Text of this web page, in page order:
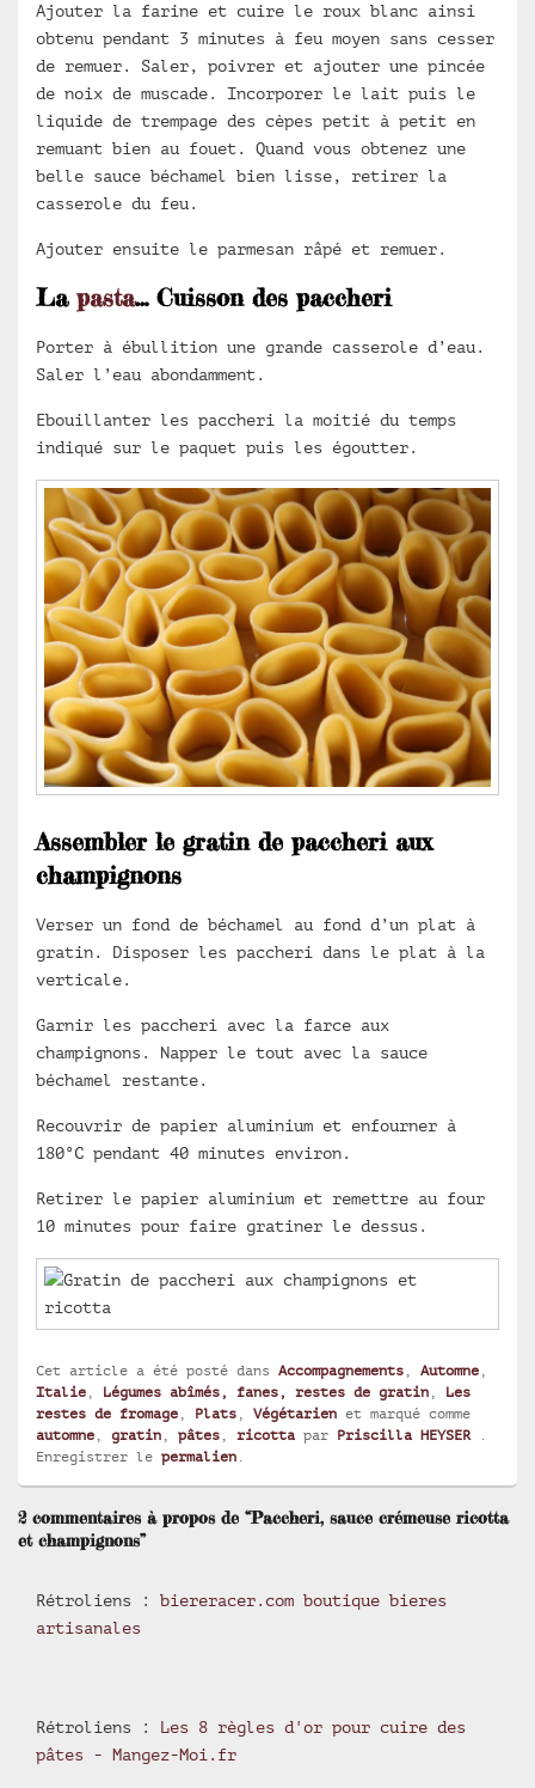
Ajouter la farine et cuire le roux blanc ainsi
obtenu pendant 3 minutes à feu moyen sans cesser
de remuer. Saler, poivrer et ajouter une pincée
de noix de muscade. Incorporer le lait puis le
liquide de trempage des cèpes petit à petit en
remuant bien au fouet. Quand vous obtenez une
belle sauce béchamel bien lisse, retirer la
casserole du feu.
Ajouter ensuite le parmesan râpé et remuer.
Lapasta… Cuisson des paccheri
Porter à ébullition une grande casserole d’eau.
Saler l’eau abondamment.
Ebouillanter les paccheri la moitié du temps
indiqué sur le paquet puis les égoutter.
Assembler le gratin de paccheri aux
champignons
Verser un fond de béchamel au fond d’un plat à
gratin. Disposer les paccheri dans le plat à la
verticale.
Garnir les paccheri avec la farce aux
champignons. Napper le tout avec la sauce
béchamel restante.
Recouvrir de papier aluminium et enfourner à
180°C pendant 40 minutes environ.
Retirer le papier aluminium et remettre au four
10 minutes pour faire gratiner le dessus.
Cet article a été posté dans Accompagnements , Automne ,
Italie , Légumes abîmés, fanes, restes de gratin , Les
restes de fromage , Plats , Végétarien et marqué comme
automne , gratin , pâtes , ricotta par Priscilla HEYSER.
Enregistrer le permalien .
2 commentaires à propos de “Paccheri, sauce crémeuse ricotta
et champignons”
Rétroliens : biereracer.com boutique bieres
artisanales
Rétroliens : Les 8 règles d'or pour cuire des
pâtes - Mangez-Moi.fr